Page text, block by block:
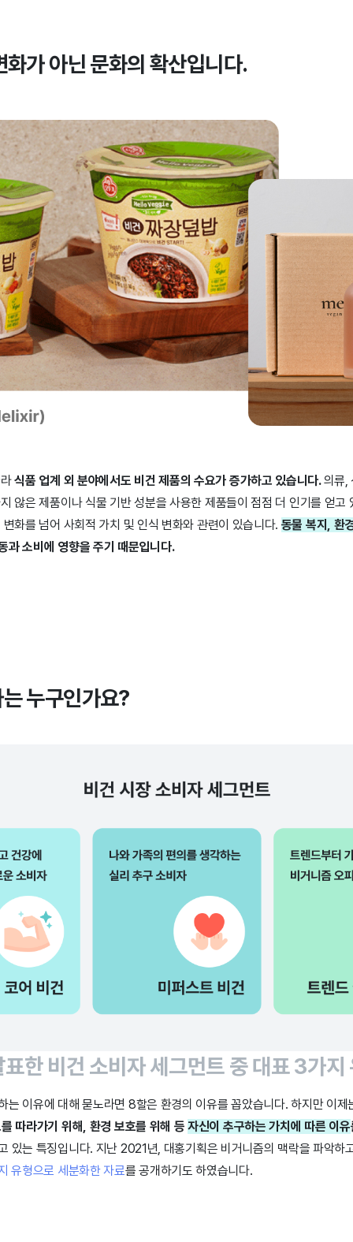
가 아닌 문화의 확산입니다.
식품 업계 외 분야에서도 비건 제품의 수요가 증가하고 있습니다.의류,
않은 제품이나 식물 기반 성분을 사용한 제품들이 점점 더 인기를 얻고
화를 넘어 사회적 가치 및 인식 변화와 관련이 있습니다. 동물 복지, 환
과 소비에 영향을 주기 때문입니다.
누구인가요?
한 비건 소비자 세그먼트 중 대표 3가지
는 이유에 대해 묻노라면 8할은 환경의 이유를 꼽았습니다. 하지만 이
따라가기 위해, 환경 보호를 위해 등자신이 추구하는 가치에 따른 이유
있는 특징입니다. 지난 2021년, 대홍기획은 비거니즘의 맥락을 파악하
유형으로 세분화한 자료를 공개하기도 하였습니다.